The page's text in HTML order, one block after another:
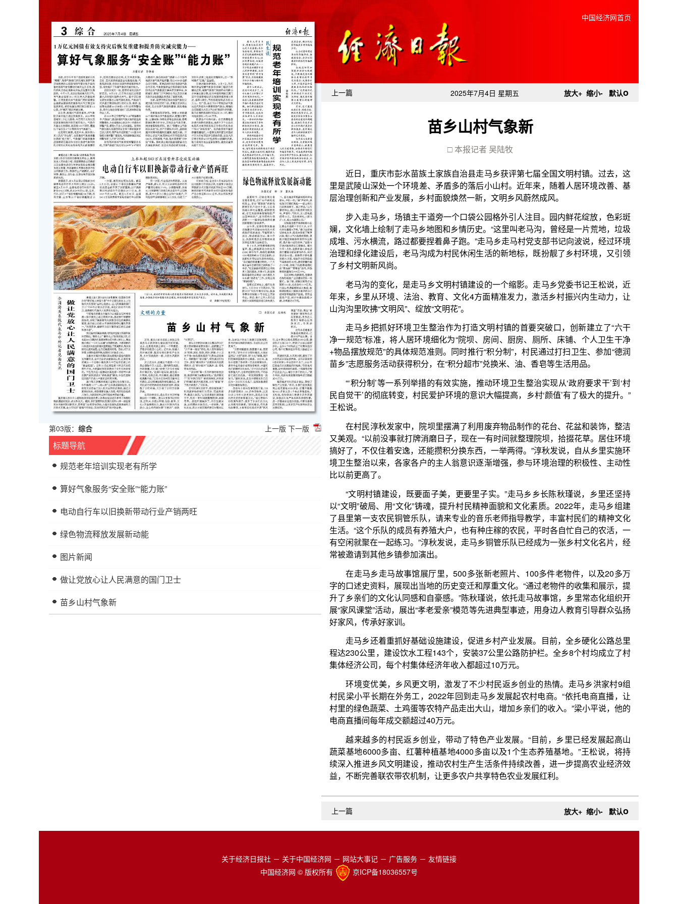
第03版： 综合 上一版 下一版
标题导航
规范老年培训实现老有所学
算好气象服务“安全账”“能力账”
电动自行车以旧换新带动行业产销两旺
绿色物流释放发展新动能
图片新闻
做让党放心让人民满意的国门卫士
苗乡山村气象新
中国经济网首页
上一篇 2025年7月4日 星期五 放大+ 缩小- 默认o
苗乡山村气象新
□ 本报记者 吴陆牧
近日，重庆市彭水苗族土家族自治县走马乡获评第七届全国文明村镇。过去，这
里是武陵山深处一个环境差、矛盾多的落后小山村。近年来，随着人居环境改善、基
层治理创新和产业发展，乡村面貌焕然一新，文明乡风蔚然成风。
步入走马乡，场镇主干道旁一个口袋公园格外引人注目。园内鲜花绽放，色彩斑
斓，文化墙上绘制了走马乡地图和乡情历史。“这里叫老马沟，曾经是一片荒地，垃圾
成堆、污水横流，路过都要捏着鼻子跑。”走马乡走马村党支部书记向波说，经过环境
治理和绿化建设后，老马沟成为村民休闲生活的新地标，既扮靓了乡村环境，又引领
了乡村文明新风尚。
老马沟的变化，是走马乡文明村镇建设的一个缩影。走马乡党委书记王松说，近
年来，乡里从环境、法治、教育、文化4方面精准发力，激活乡村振兴内生动力，让
山沟沟里吹拂“文明风”、绽放“文明花”。
走马乡把抓好环境卫生整治作为打造文明村镇的首要突破口，创新建立了“六干
净一规范”标准，将人居环境细化为“院坝、房间、厨房、厕所、床铺、个人卫生干净
+物品摆放规范”的具体规范准则。同时推行“积分制”，村民通过打扫卫生、参加“德润
苗乡”志愿服务活动获得积分，在“积分超市”兑换米、油、香皂等生活用品。
“‘积分制’等一系列举措的有效实施，推动环境卫生整治实现从‘政府要求干’到‘村
民自觉干’的彻底转变，村民爱护环境的意识大幅提高，乡村‘颜值’有了极大的提升。”
王松说。
在村民淳秋发家中，院坝里摆满了利用废弃物品制作的花台、花盆和装饰，整洁
又美观。“以前没事就打牌消磨日子，现在一有时间就整理院坝，拾掇花草。居住环境
搞好了，不仅住着安逸，还能攒积分换东西，一举两得。”淳秋发说，自从乡里实施环
境卫生整治以来，各家各户的主人翁意识逐渐增强，参与环境治理的积极性、主动性
比以前更高了。
“文明村镇建设，既要面子美，更要里子实。”走马乡乡长陈秋瑾说，乡里还坚持
以“文明”破局、用“文化”铸魂，提升村民精神面貌和文化素质。2022年，走马乡组建
了县里第一支农民铜管乐队，请来专业的音乐老师指导教学，丰富村民们的精神文化
生活。“这个乐队的成员有养殖大户，也有种庄稼的农民，平时各自忙自己的农活，一
有空闲就聚在一起练习。”淳秋发说，走马乡铜管乐队已经成为一张乡村文化名片，经
常被邀请到其他乡镇参加演出。
在走马乡走马故事馆展厅里，500多张新老照片、100多件老物件，以及20多万
字的口述史资料，展现出当地的历史变迁和厚重文化。“通过老物件的收集和展示，提
升了乡亲们的文化认同感和自豪感。”陈秋瑾说，依托走马故事馆，乡里常态化组织开
展“家风课堂”活动，展出“孝老爱亲”模范等先进典型事迹，用身边人教育引导群众弘扬
好家风，传承好家训。
走马乡还着重抓好基础设施建设，促进乡村产业发展。目前，全乡硬化公路总里
程达230公里，建设饮水工程143个，安装37公里公路防护栏。全乡8个村均成立了村
集体经济公司，每个村集体经济年收入都超过10万元。
环境变优美，乡风更文明，激发了不少村民返乡创业的热情。走马乡洪家村9组
村民梁小平长期在外务工，2022年回到走马乡发展起农村电商。“依托电商直播，让
村里的绿色蔬菜、土鸡蛋等农特产品走出大山，增加乡亲们的收入。”梁小平说，他的
电商直播间每年成交额超过40万元。
越来越多的村民返乡创业，带动了特色产业发展。“目前，乡里已经发展起高山
蔬菜基地6000多亩、红薯种植基地4000多亩以及1个生态养殖基地。”王松说，将持
续深入推进乡风文明建设，推动农村生产生活条件持续改善，进一步提高农业经济效
上一篇 放大+ 缩小- 默认o
关于经济日报社 － 关于中国经济网 － 网站大事记 － 广告服务 － 友情链接
中国经济网 © 版权所有
京ICP备18036557号